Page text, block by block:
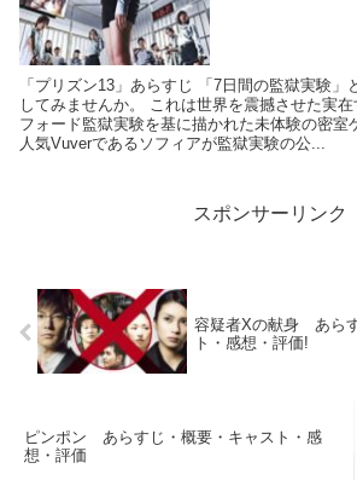
「プリズン13」あらすじ 「7日間の監獄実験」
してみませんか。 これは世界を震撼させた実
フォード監獄実験を基に描かれた未体験の密室
人気Vuverであるソフィアが監獄実験の公...
スポンサーリンク
容疑者Xの献身 あら
ト・感想・評価!
ピンポン あらすじ・概要・キャスト・感
想・評価